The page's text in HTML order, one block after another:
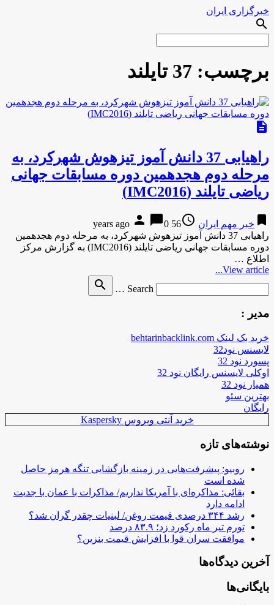
خبرگزاری ایران
search
برچسب: 37 تایلند
description
راهیابی 37 دانش آموز تیزهوش شهرکرد، به
مرحله دوم هجدهمین دوره مسابقات جهانی
ریاضی تایلند (IMC2016)
bookmark خبر مهم ایران access_time
56 years ago
person chat_bubble0
راهیابی 37 دانش آموز تیزهوش شهرکرد، به مرحله دوم هجدهمین
دوره مسابقات جهانی ریاضی تایلند (IMC2016) به گزارش مركز
اطلاع …
View article...
Search …
search
مدیر :
خرید بک لینک behtarinbacklink.com
لایسنس نود32
پسورد نود 32
اوکلی لایسنس رایگان نود 32
همیار نود 32
بهترین سئو
رایگان
خرید آنتی ویروس Kaspersky
نوشته‌های تازه
روبیو: پیشرفت‌هایی در زمینه بازگشایی تنگه هرمز حاصل
شده است
بقائی: مذاکره‌ای با آمریکا نداریم/ مذاکرات با عمان با جدیت
ادامه دارد
رشد ۳۴۴ درصدی قیمت روغن/ لبنیات چقدر گران شد؟
تورم تیر ماه رکورد زد؛ ۸۳.۹ درصد
موافقت سران قوا با افزایش قیمت بنزین؟
آخرین دیدگاه‌ها
بایگانی‌ها